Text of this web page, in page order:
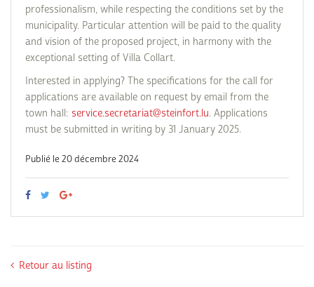
professionalism, while respecting the conditions set by the
municipality. Particular attention will be paid to the quality
and vision of the proposed project, in harmony with the
exceptional setting of Villa Collart.
Interested in applying? The specifications for the call for
applications are available on request by email from the
town hall: service.secretariat@steinfort.lu. Applications
must be submitted in writing by 31 January 2025.
Publié le 20 décembre 2024
Retour au listing